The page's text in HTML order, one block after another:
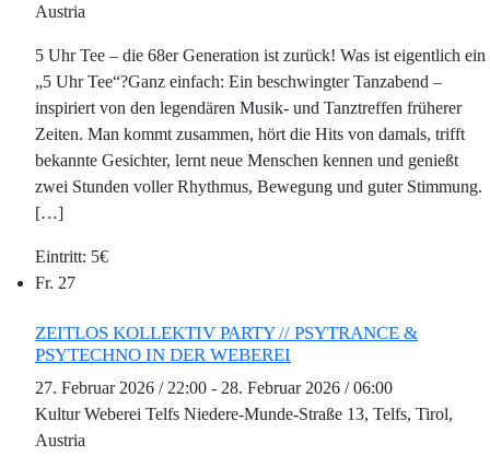
Austria
5 Uhr Tee – die 68er Generation ist zurück! Was ist eigentlich ein
„5 Uhr Tee“?Ganz einfach: Ein beschwingter Tanzabend –
inspiriert von den legendären Musik- und Tanztreffen früherer
Zeiten. Man kommt zusammen, hört die Hits von damals, trifft
bekannte Gesichter, lernt neue Menschen kennen und genießt
zwei Stunden voller Rhythmus, Bewegung und guter Stimmung.
[…]
5€
Fr. 27
ZEITLOS KOLLEKTIV PARTY // PSYTRANCE &
PSYTECHNO IN DER WEBEREI
27. Februar 2026 / 22:00 - 28. Februar 2026 / 06:00
Kultur Weberei Telfs Niedere-Munde-Straße 13, Telfs, Tirol,
Austria